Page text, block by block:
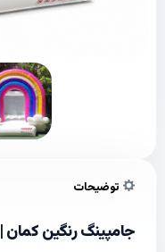
توضیحات
جامپینگ رنگین کمان |